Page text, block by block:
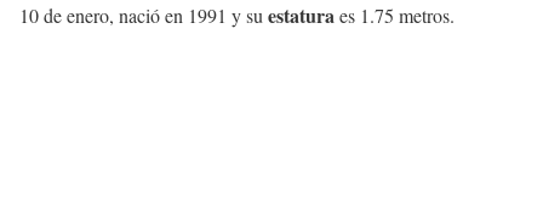
10 de enero, nació en 1991 y su estaturaes 1.75 metros.